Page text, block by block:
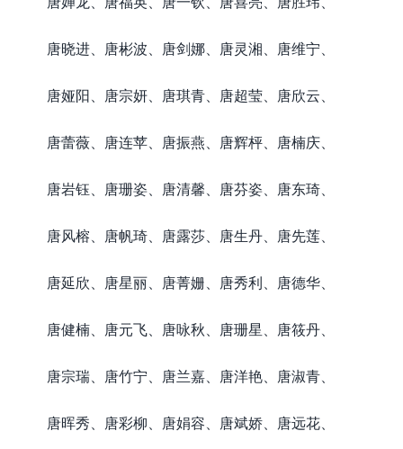
唐晓进、唐彬波、唐剑娜、唐灵湘、唐维宁、
唐娅阳、唐宗妍、唐琪青、唐超莹、唐欣云、
唐蕾薇、唐连苹、唐振燕、唐辉枰、唐楠庆、
唐岩钰、唐珊姿、唐清馨、唐芬姿、唐东琦、
唐风榕、唐帆琦、唐露莎、唐生丹、唐先莲、
唐延欣、唐星丽、唐菁姗、唐秀利、唐德华、
唐健楠、唐元飞、唐咏秋、唐珊星、唐筱丹、
唐宗瑞、唐竹宁、唐兰嘉、唐洋艳、唐淑青、
唐晖秀、唐彩柳、唐娟容、唐斌娇、唐远花、